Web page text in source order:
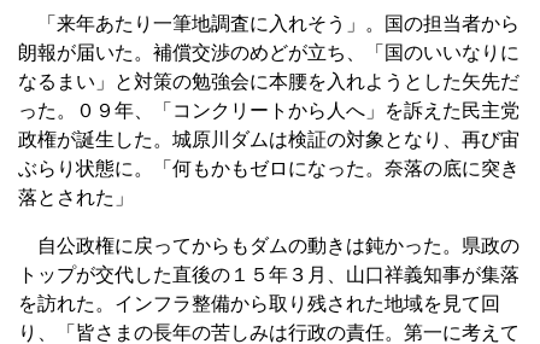
「来年あたり一筆地調査に入れそう」。国の担当者から
朗報が届いた。補償交渉のめどが立ち、「国のいいなりに
なるまい」と対策の勉強会に本腰を入れようとした矢先だ
った。０９年、「コンクリートから人へ」を訴えた民主党
政権が誕生した。城原川ダムは検証の対象となり、再び宙
ぶらり状態に。「何もかもゼロになった。奈落の底に突き
落とされた」
自公政権に戻ってからもダムの動きは鈍かった。県政の
トップが交代した直後の１５年３月、山口祥義知事が集落
を訪れた。インフラ整備から取り残された地域を見て回
り、「皆さまの長年の苦しみは行政の責任。第一に考えて